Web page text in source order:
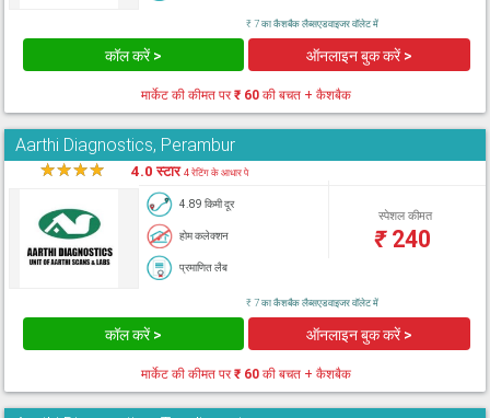
₹ 7 का कैशबैक लैब्सएडवाइजर वॉलेट में
कॉल करें > ऑनलाइन बुक करें >
मार्केट की कीमत पर₹ 60 की बचत + कैशबैक
Aarthi Diagnostics, Perambur
★★★★ 4.0 स्टार4 रेटिंग के आधार पे
4.89 किमी दूर
होम कलेक्शन
प्रमाणित लैब
स्पेशल कीमत
₹240
₹ 7 का कैशबैक लैब्सएडवाइजर वॉलेट में
कॉल करें > ऑनलाइन बुक करें >
मार्केट की कीमत पर₹ 60 की बचत + कैशबैक